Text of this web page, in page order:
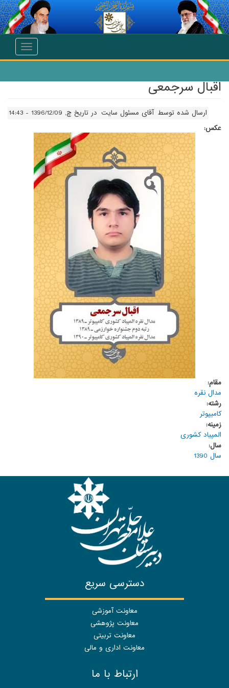
انتقال به محتوای اصلی
Toggle
اقبال سرجمعی
ارسال شده توسط آقای مسئول سایت در تاریخ چ, 1396/12/09 - 14:43
عکس:
مقام:
مدال نقره
رشته:
کامیپوتر
زمینه:
المپیاد کشوری
سال:
سال 1390
دسترسی سریع
معاونت آموزشی
معاونت پژوهشی
معاونت تربیتی
معاونت اداری و مالی
ارتباط با ما